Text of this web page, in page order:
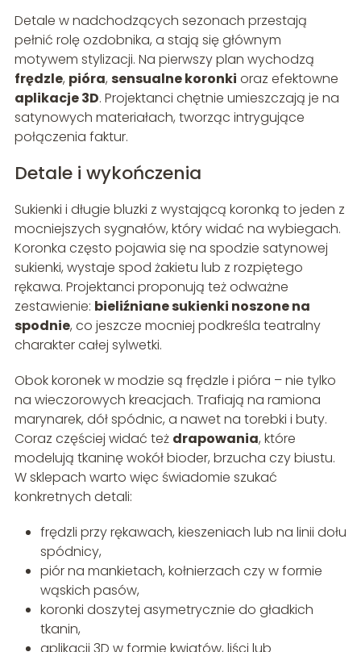
Detale w nadchodzących sezonach przestają
pełnić rolę ozdobnika, a stają się głównym
motywem stylizacji. Na pierwszy plan wychodzą
frędzle, pióra, sensualne koronki oraz efektowne
aplikacje 3D. Projektanci chętnie umieszczają je na
satynowych materiałach, tworząc intrygujące
połączenia faktur.
Detale i wykończenia
Sukienki i długie bluzki z wystającą koronką to jeden z
mocniejszych sygnałów, który widać na wybiegach.
Koronka często pojawia się na spodzie satynowej
sukienki, wystaje spod żakietu lub z rozpiętego
rękawa. Projektanci proponują też odważne
zestawienie: bieliźniane sukienki noszone na
spodnie, co jeszcze mocniej podkreśla teatralny
charakter całej sylwetki.
Obok koronek w modzie są frędzle i pióra – nie tylko
na wieczorowych kreacjach. Trafiają na ramiona
marynarek, dół spódnic, a nawet na torebki i buty.
Coraz częściej widać też drapowania, które
modelują tkaninę wokół bioder, brzucha czy biustu.
W sklepach warto więc świadomie szukać
konkretnych detali:
frędzli przy rękawach, kieszeniach lub na linii dołu
spódnicy,
piór na mankietach, kołnierzach czy w formie
wąskich pasów,
koronki doszytej asymetrycznie do gładkich
tkanin,